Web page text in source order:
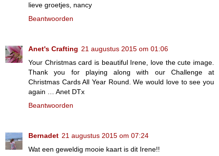
lieve groetjes, nancy
Beantwoorden
Anet's Crafting 21 augustus 2015 om 01:06
Your Christmas card is beautiful Irene, love the cute image.
Thank you for playing along with our Challenge at
Christmas Cards All Year Round. We would love to see you
again … Anet DTx
Beantwoorden
Bernadet 21 augustus 2015 om 07:24
Wat een geweldig mooie kaart is dit Irene!!